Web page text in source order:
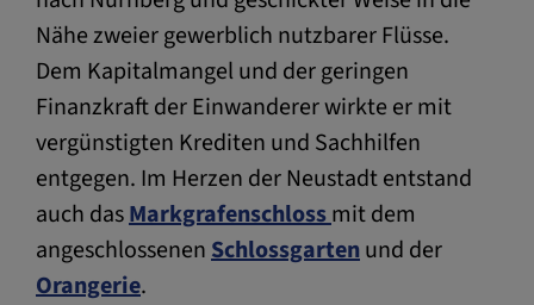
Nähe zweier gewerblich nutzbarer Flüsse.
Dem Kapitalmangel und der geringen
Finanzkraft der Einwanderer wirkte er mit
vergünstigten Krediten und Sachhilfen
entgegen. Im Herzen der Neustadt entstand
auch dasMarkgrafenschlossmit dem
angeschlossenenSchlossgartenund der
Orangerie.